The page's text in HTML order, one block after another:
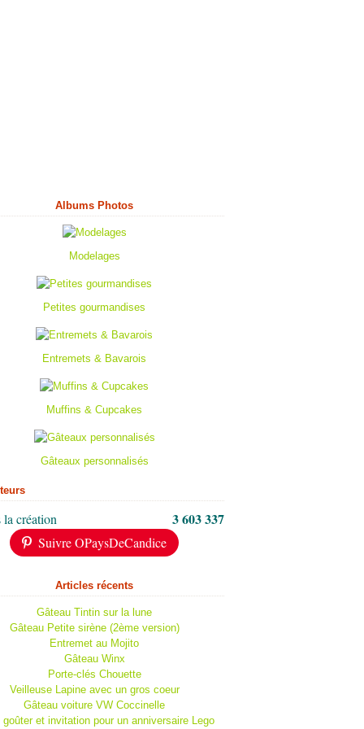
Albums Photos
Modelages
Petites gourmandises
Entremets & Bavarois
Muffins & Cupcakes
Gâteaux personnalisés
création 3 603 337
Suivre OPaysDeCandice
Articles récents
Gâteau Tintin sur la lune
Gâteau Petite sirène (2ème version)
Entremet au Mojito
Gâteau Winx
Porte-clés Chouette
Veilleuse Lapine avec un gros coeur
Gâteau voiture VW Coccinelle
et invitation pour un anniversaire Lego